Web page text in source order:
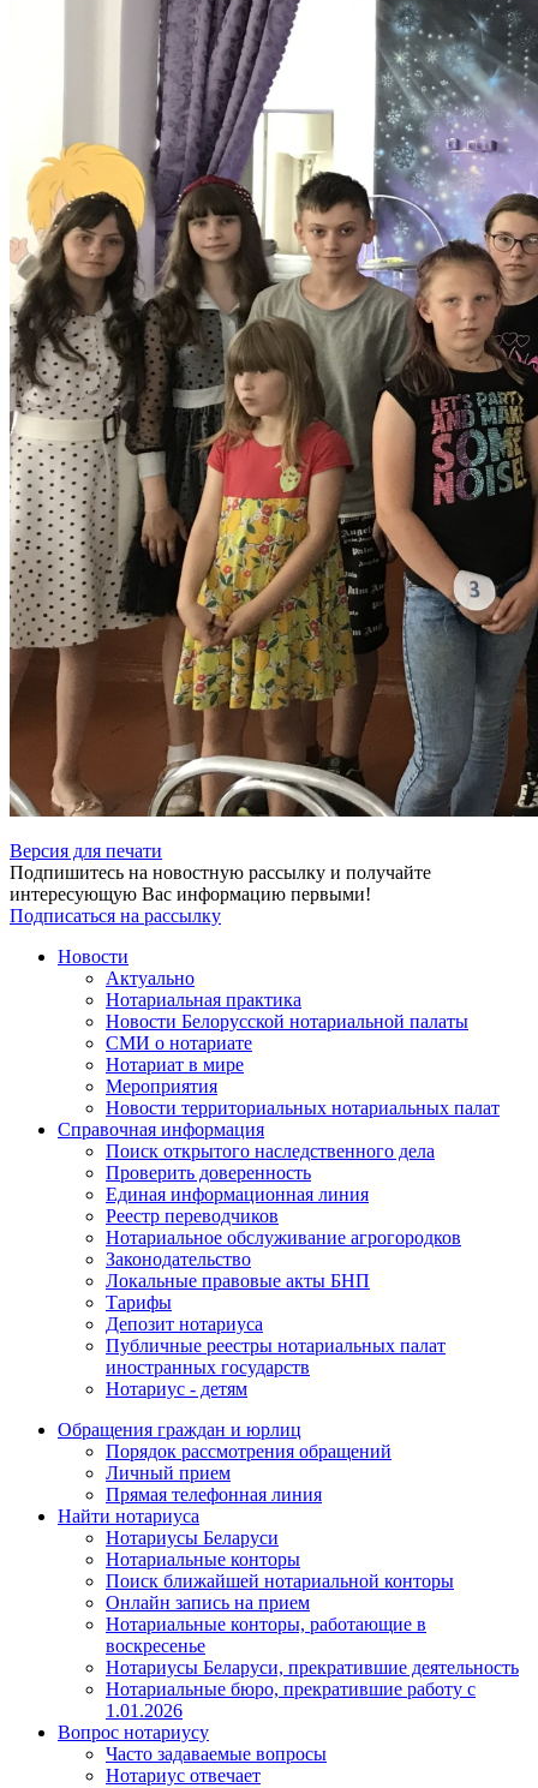
Версия для печати
Подпишитесь на новостную рассылку и получайте
интересующую Вас информацию первыми!
Подписаться на рассылку
Новости
Актуально
Нотариальная практика
Новости Белорусской нотариальной палаты
СМИ о нотариате
Нотариат в мире
Мероприятия
Новости территориальных нотариальных палат
Справочная информация
Поиск открытого наследственного дела
Проверить доверенность
Единая информационная линия
Реестр переводчиков
Нотариальное обслуживание агрогородков
Законодательство
Локальные правовые акты БНП
Тарифы
Депозит нотариуса
Публичные реестры нотариальных палат
иностранных государств
Нотариус - детям
Обращения граждан и юрлиц
Порядок рассмотрения обращений
Личный прием
Прямая телефонная линия
Найти нотариуса
Нотариусы Беларуси
Нотариальные конторы
Поиск ближайшей нотариальной конторы
Онлайн запись на прием
Нотариальные конторы, работающие в
воскресенье
Нотариусы Беларуси, прекратившие деятельность
Нотариальные бюро, прекратившие работу с
1.01.2026
Вопрос нотариусу
Часто задаваемые вопросы
Нотариус отвечает